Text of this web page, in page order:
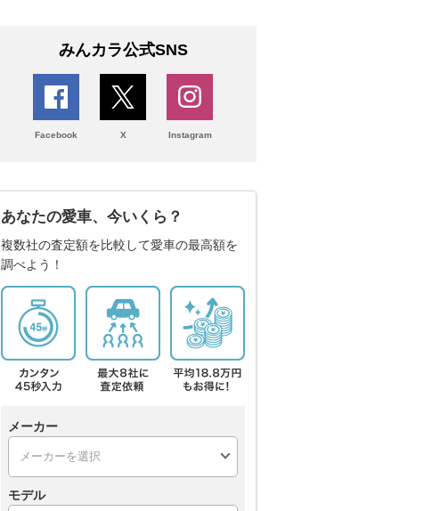
みんカラ公式SNS
Facebook X Instagram
あなたの愛車、今いくら？
複数社の査定額を比較して愛車の最高額を
調べよう！
メーカー
モデル